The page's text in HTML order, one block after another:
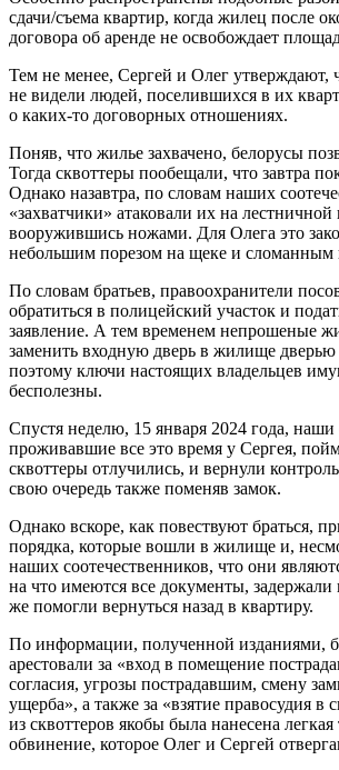
сдачи/съема квартир, когда жилец после
договора об аренде не освобождает
Тем не менее, Сергей и Олег утверждают,
не видели людей, поселившихся в их
о каких-то договорных отношениях.
Поняв, что жилье захвачено, белорусы
Тогда сквоттеры пообещали, что завтра
Однако назавтра, по словам наших
«захватчики» атаковали их на лестничной
вооружившись ножами. Для Олега это
небольшим порезом на щеке и сломанным
По словам братьев, правоохранители
обратиться в полицейский участок и
заявление. А тем временем непрошеные
заменить входную дверь в жилище
поэтому ключи настоящих владельцев
бесполезны.
Спустя неделю, 15 января 2024 года, наши
проживавшие все это время у Сергея,
сквоттеры отлучились, и вернули
свою очередь также поменяв замок.
Однако вскоре, как повествуют браться,
порядка, которые вошли в жилище и,
наших соотечественников, что они
на что имеются все документы, задержали
же помогли вернуться назад в квартиру.
По информации, полученной изданиями,
арестовали за «вход в помещение
согласия, угрозы пострадавшим, смену
ущерба», а также за «взятие правосудия
из сквоттеров якобы была нанесена
обвинение, которое Олег и Сергей